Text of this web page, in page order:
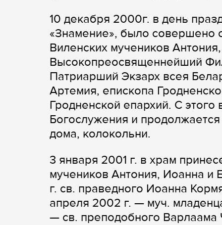
10 декабря 2000г. в день
«Знамение», было совершено
Виленских мучеников
Высокопреосвященнейший
Патриарший Экзарх всея
Артемия, епископа
Гродненской епархий. С
Богослужения и
дома, колокольни.
3 января 2001 г. в храм
мучеников Антония, Иоанна и
г. св. праведного Иоанна
апреля 2002 г. — муч.
— св. преподобного Варлаама